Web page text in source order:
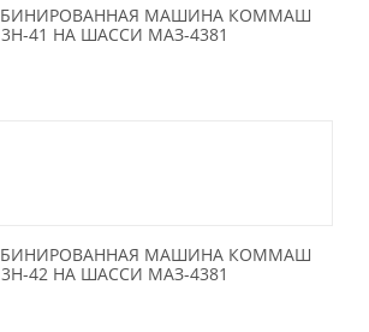
МАШИНА КОММАШ
41 НА ШАССИ МАЗ-4381
МАШИНА КОММАШ
42 НА ШАССИ МАЗ-4381